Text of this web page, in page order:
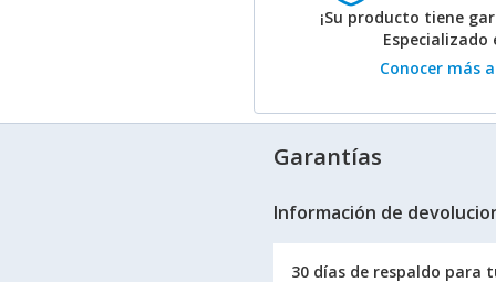
¡Su producto tiene
Especializado
Conocer más
Garantías
Información de
30 días de respaldo para